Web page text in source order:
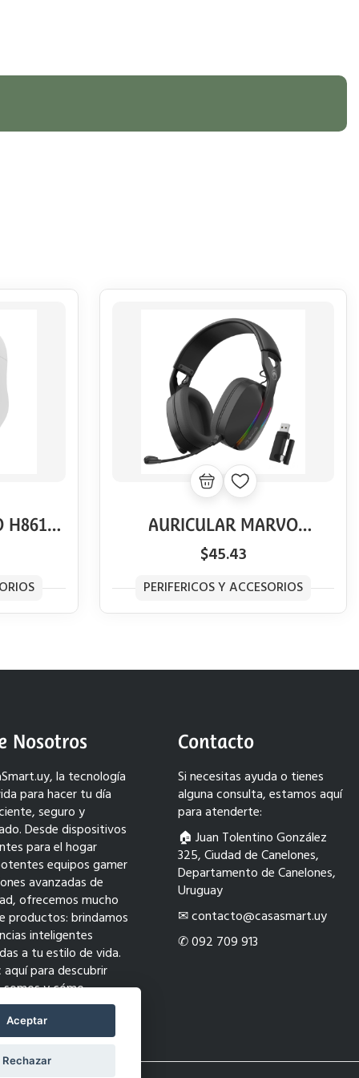
H8618
AURICULAR MARVO
HG9086W 7.1 INALAMBRICO
RGB BK
$45.43
PERIFERICOS Y ACCESORIOS
Nosotros
la tecnología
para hacer tu día
seguro y
Desde dispositivos
para el hogar
equipos gamer
avanzadas de
ofrecemos mucho
productos: brindamos
inteligentes
a tu estilo de vida.
aquí para descubrir
somos y cómo
tu mundo con
Contacto
Si necesitas ayuda o tienes
alguna consulta, estamos aquí
para atenderte:
🏠︎ Juan Tolentino González
325, Ciudad de Canelones,
Departamento de Canelones,
Uruguay
✉ contacto@casasmart.uy
✆ 092 709 913
Aceptar
Rechazar